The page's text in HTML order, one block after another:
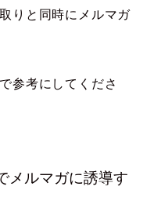
りと同時にメルマガ
参考にしてくださ
メルマガに誘導す